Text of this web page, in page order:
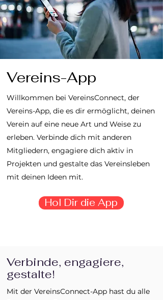
Vereins-App
Willkommen bei VereinsConnect, der
Vereins-App, die es dir ermöglicht, deinen
Verein auf eine neue Art und Weise zu
erleben. Verbinde dich mit anderen
Mitgliedern, engagiere dich aktiv in
Projekten und gestalte das Vereinsleben
mit deinen Ideen mit.
Hol Dir die App
Verbinde, engagiere,
gestalte!
Mit der VereinsConnect-App hast du alle